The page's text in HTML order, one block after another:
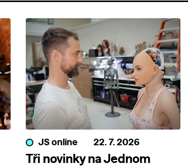
JS online 22. 7. 2026
Tři novinky na Jednom